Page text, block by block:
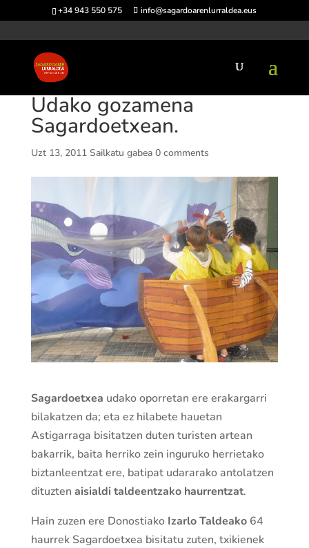
+34 943 550 575 info@sagardoarenlurraldea.eus
Udako gozamena
Sagardoetxean.
Uzt 13, 2011 Sailkatu gabea 0 comments
Sagardoetxea udako oporretan ere erakargarri
bilakatzen da; eta ez hilabete hauetan
Astigarraga bisitatzen duten turisten artean
bakarrik, baita herriko zein inguruko herrietako
biztanleentzat ere, batipat udararako antolatzen
dituzten aisialdi taldeentzako haurrentzat.
Hain zuzen ere DonostiakoIzarlo Taldeako 64
haurrek Sagardoetxea bisitatu zuten, txikienek